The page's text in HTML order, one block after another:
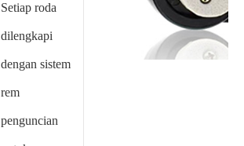
Setiap roda
dilengkapi
dengan sistem
rem
penguncian